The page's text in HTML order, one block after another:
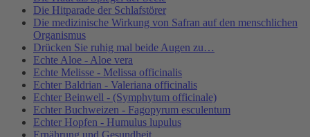
Die Hitparade der Schlafstörer
Die medizinische Wirkung von Safran auf den menschlichen
Organismus
Drücken Sie ruhig mal beide Augen zu…
Echte Aloe - Aloe vera
Echte Melisse - Melissa officinalis
Echter Baldrian - Valeriana officinalis
Echter Beinwell - (Symphytum officinale)
Echter Buchweizen - Fagopyrum esculentum
Echter Hopfen - Humulus lupulus